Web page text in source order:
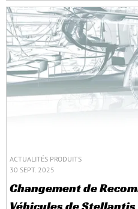
ACTUALITÉS PRODUITS
30 SEPT. 2025
Changement de